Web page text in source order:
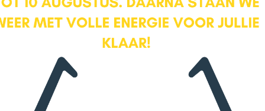
MARÈLL Makelaars
Arnhemseweg 2 – 107
3817 CH Amersfoort